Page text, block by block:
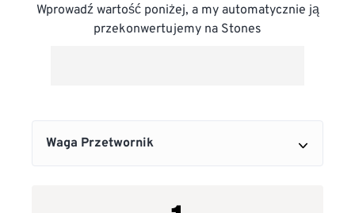
Wprowadź wartość poniżej, a my automatycznie ją
przekonwertujemy na Stones